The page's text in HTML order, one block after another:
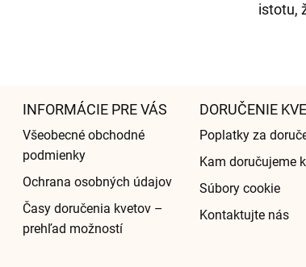
istotu,
INFORMÁCIE PRE VÁS
Všeobecné obchodné
podmienky
Ochrana osobných údajov
Časy doručenia kvetov –
prehľad možností
DORUČENIE
Poplatky za
Kam doručujeme
Súbory cookie
Kontaktujte nás